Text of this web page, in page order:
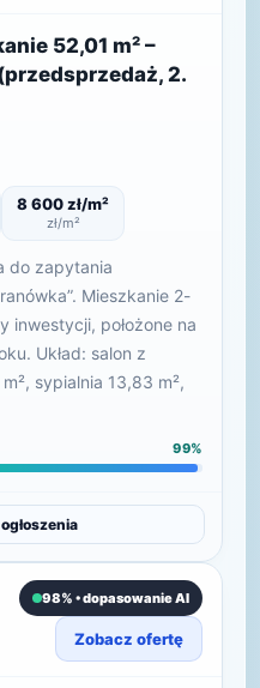
52,01 m² –
2.
8 600 zł/m²
zł/m²
do zapytania
Mieszkanie 2-
inwestycji, położone na
Układ: salon z
sypialnia 13,83 m²,
99%
98% • dopasowanie AI
Zobacz ofertę